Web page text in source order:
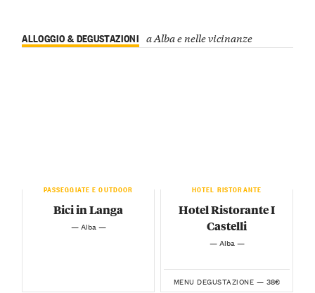
ALLOGGIO & DEGUSTAZIONI a Alba e nelle vicinanze
PASSEGGIATE E OUTDOOR
Bici in Langa
— Alba —
HOTEL RISTORANTE
Hotel Ristorante I
Castelli
— Alba —
MENU DEGUSTAZIONE — 38€